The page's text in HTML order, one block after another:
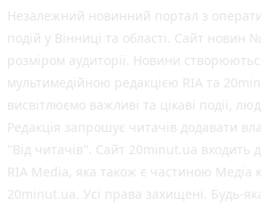
Незалежний новинний портал з
подій у Вінниці та області. Сайт новин
розміром аудиторії. Новини
мультимедійною редакцією RIA та
висвітлюємо важливі та цікаві події,
Редакція запрошує читачів додавати
"Від читачів". Сайт 20minut.ua входить
RIA Media, яка також є частиною Медіа
20minut.ua. Усі права захищені. Будь-